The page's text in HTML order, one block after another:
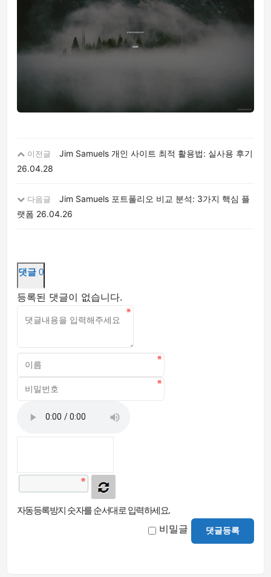
이전글
Jim Samuels 개인 사이트 최적 활용법: 실사용 후기
26.04.28
다음글
Jim Samuels 포트폴리오 비교 분석: 3가지 핵심 플
랫폼 26.04.26
댓글 0
등록된 댓글이 없습니다.
자동등록방지 숫자를 순서대로 입력하세요.
비밀글 댓글등록